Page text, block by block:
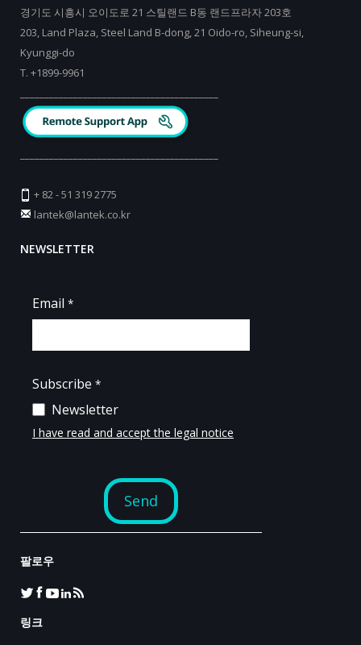
경기도 시흥시 오이도로 21 스틸랜드 B동 랜드프라자 203호
203, Land Plaza, Steel Land B-dong, 21 Oido-ro, Siheung-si,
Kyunggi-do
T. +1899-9961
+ 82 - 51 319 2775
lantek@lantek.co.kr
NEWSLETTER
팔로우
링크